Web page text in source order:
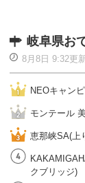
岐阜県お
8月8日 9:32更
NEOキャン
モンテール
恵那峡SA(上
クブリッジ)